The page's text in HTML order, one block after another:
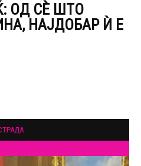
ОД СÈ ШТО
НАЈДОБАР Ѝ Е